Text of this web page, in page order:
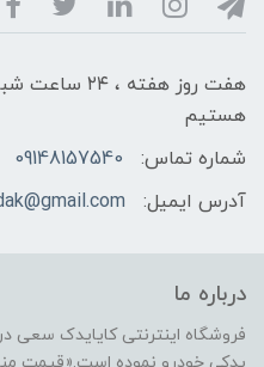
هفت روز هفته
هستیم
شماره تماس:
09148157540
آدرس ایمیل:
درباره ما
فروشگاه اینترنتی کایایدک سعی